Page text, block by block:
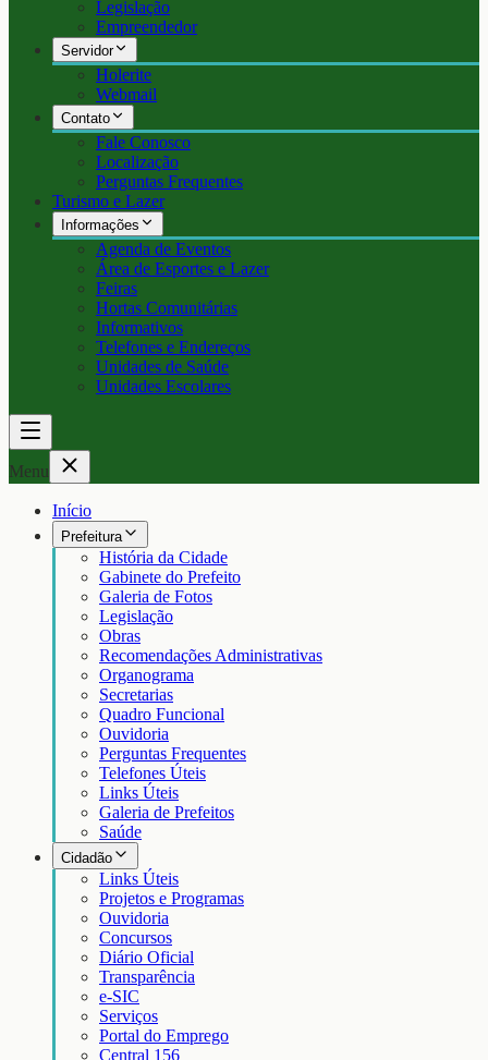
Legislação
Empreendedor
Servidor
Holerite
Webmail
Contato
Fale Conosco
Localização
Perguntas Frequentes
Turismo e Lazer
Informações
Agenda de Eventos
Área de Esportes e Lazer
Feiras
Hortas Comunitárias
Informativos
Telefones e Endereços
Unidades de Saúde
Unidades Escolares
Menu
Início
Prefeitura
História da Cidade
Gabinete do Prefeito
Galeria de Fotos
Legislação
Obras
Recomendações Administrativas
Organograma
Secretarias
Quadro Funcional
Ouvidoria
Perguntas Frequentes
Telefones Úteis
Links Úteis
Galeria de Prefeitos
Saúde
Cidadão
Links Úteis
Projetos e Programas
Ouvidoria
Concursos
Diário Oficial
Transparência
e-SIC
Serviços
Portal do Emprego
Central 156